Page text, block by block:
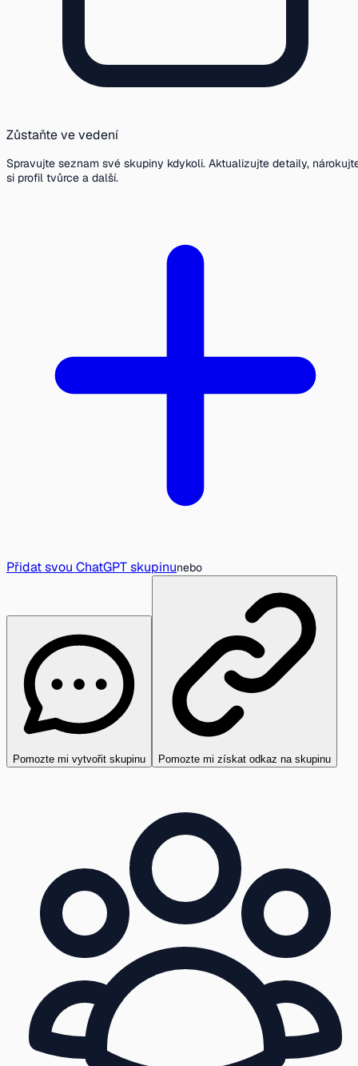
Zůstaňte ve vedení
Spravujte seznam své skupiny kdykoli. Aktualizujte detaily,
si profil tvůrce a další.
Přidat svou ChatGPT skupinunebo
Pomozte mi vytvořit skupinu Pomozte mi získat odkaz na skupinu